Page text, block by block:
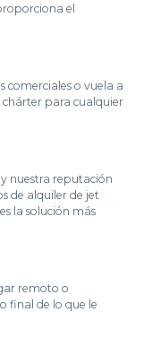
el
comerciales o vuela a
para cualquier
nuestra reputación
de alquiler de jet
la solución más
remoto o
final de lo que le